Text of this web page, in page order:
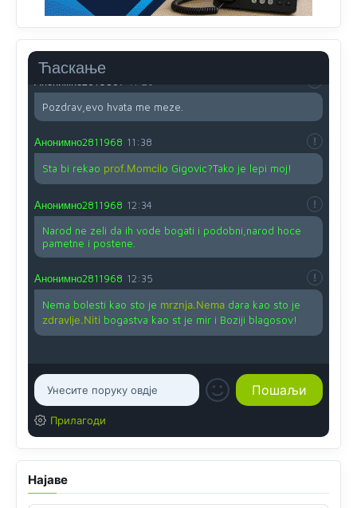
Ћаскање
Анонимно2810587
11:24
Pozdrav,evo hvata me meze.
Анонимно2811968 11:38
Sta bi rekao prof.Momcilo Gigovic?Tako je lepi moj!
Анонимно2811968 12:34
Narod ne zeli da ih vode bogati i podobni,narod hoce
pametne i postene.
Анонимно2811968 12:35
Nema bolesti kao sto je mrznja.Nemadara kao sto je
zdravlje.Niti bogastva kao st je mir i Boziji blagosov!
Прилагоди
Најаве